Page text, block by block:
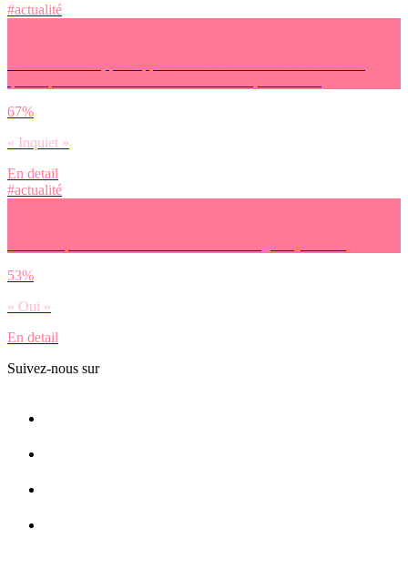
#actualité
67%
« Inquiet »
En detail
#actualité
53%
« Oui »
En detail
Suivez-nous sur